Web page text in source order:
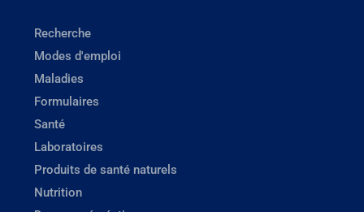
Recherche
Modes d'emploi
Maladies
Formulaires
Santé
Laboratoires
Produits de santé naturels
Nutrition